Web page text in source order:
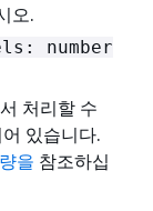
오.
number
처리할 수
있습니다.
을 참조하십